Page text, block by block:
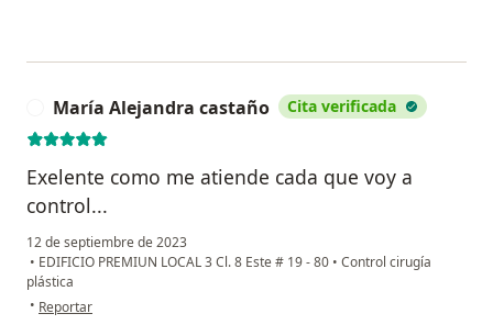
María Alejandra castaño Cita verificada
Exelente como me atiende cada que voy a
control...
12 de septiembre de 2023
• EDIFICIO PREMIUN LOCAL 3 Cl. 8 Este # 19 - 80 • Control cirugía
plástica
• en opinión del usuario María Alejandra castaño
Reportar